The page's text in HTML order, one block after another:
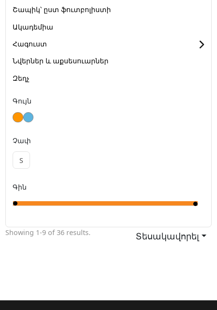
Շապիկ՝ ըստ ֆուտբոլիստի
Ակադեմիա
Հագուստ
Նվերներ և աքսեսուարներ
Զեղչ
Գույն
Չափ
S
Գին
Showing 1-9of36results. Տեսակավորել